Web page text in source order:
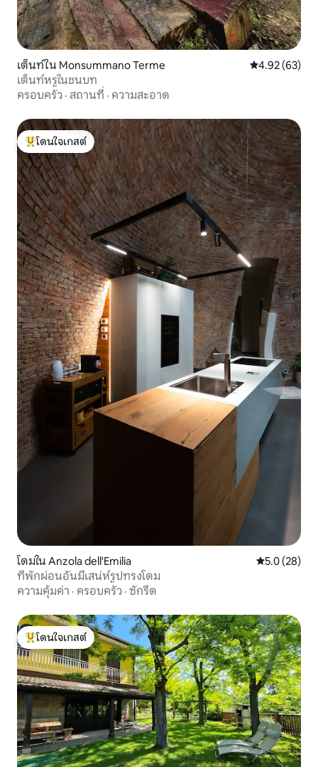
เต็นท์ใน Monsummano Terme คะแนนเฉลี่ย
4.92 (63)
เต็นท์หรูในชนบท
ครอบครัว · สถานที่ · ความสะอาด
โดนใจเกสต์ที่สุด
โดนใจเกสต์
โดมใน Anzola dell'Emilia คะแนนเฉลี่ย
5.0 (28)
ที่พักผ่อนอันมีเสน่ห์รูปทรงโดม
ความคุ้มค่า · ครอบครัว · ซักรีด
โดนใจเกสต์ที่สุด
โดนใจเกสต์